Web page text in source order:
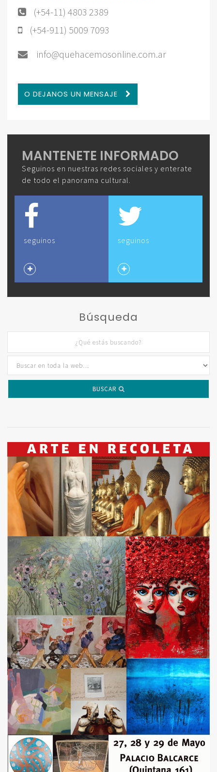
(+54-11) 4803 2389
(+54-911) 5009 7093
info@quehacemosonline.com.ar
O DEJANOS UN MENSAJE
MANTENETE INFORMADO
Seguinos en nuestras redes sociales y enterate
de todo el panorama cultural.
seguinos seguinos
Búsqueda
BUSCAR